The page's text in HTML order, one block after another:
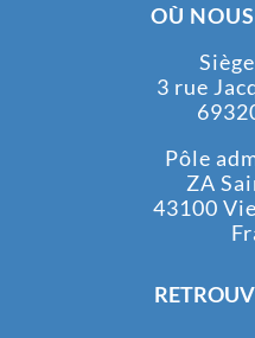
OÙ
3 rue
Pôle
ZA
43100